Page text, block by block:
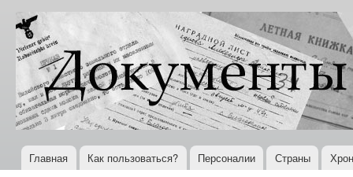
Документы
XX века
Всемирная
история в
Интернете
Главное меню
Главная Как пользоваться? Персоналии Страны